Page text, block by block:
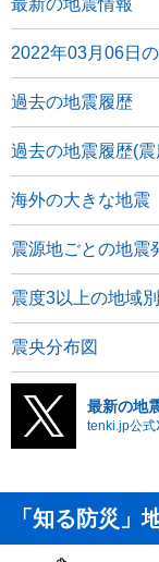
2022年03月06日
過去の地震履歴
過去の地震履歴(
海外の大きな地震
震源地ごとの地震
震度3以上の地域
震央分布図
最新の地
tenki.jp公式
「知る防災」